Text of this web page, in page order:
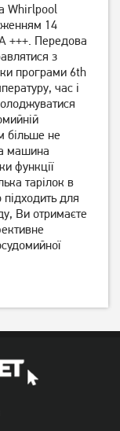
машина
ESF2400OW
Whirlpool
14
+++. Передова
з
програми 6th
час і
більше не
машина
функції
тарілок в
для
Ви отримаєте